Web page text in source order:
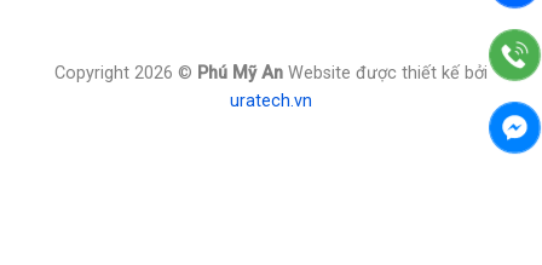
Copyright 2026 © Phú Mỹ An Website được thiết kế bởi
uratech.vn